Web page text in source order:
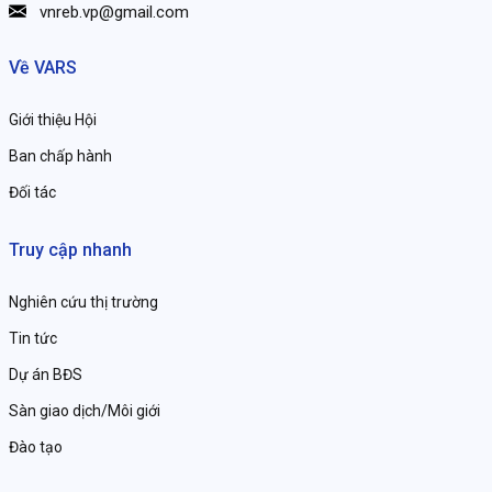
vnreb.vp@gmail.com
Về VARS
Giới thiệu Hội
Ban chấp hành
Đối tác
Truy cập nhanh
Nghiên cứu thị trường
Tin tức
Dự án BĐS
Sàn giao dịch/Môi giới
Đào tạo